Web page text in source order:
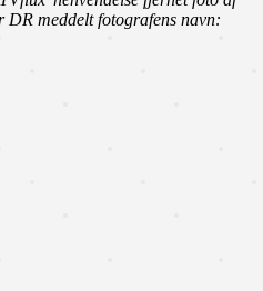
DR meddelt fotografens navn: